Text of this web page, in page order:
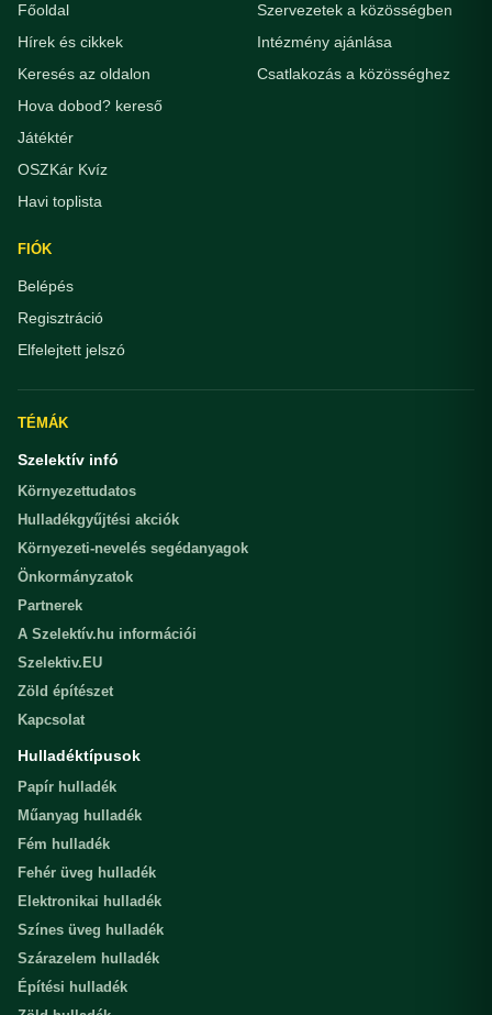
Főoldal
Hírek és cikkek
Keresés az oldalon
Hova dobod? kereső
Játéktér
OSZKár Kvíz
Havi toplista
Szervezetek a közösségben
Intézmény ajánlása
Csatlakozás a közösséghez
FIÓK
Belépés
Regisztráció
Elfelejtett jelszó
TÉMÁK
Szelektív infó
Környezettudatos
Hulladékgyűjtési akciók
Környezeti-nevelés segédanyagok
Önkormányzatok
Partnerek
A Szelektív.hu információi
Szelektiv.EU
Zöld építészet
Kapcsolat
Hulladéktípusok
Papír hulladék
Műanyag hulladék
Fém hulladék
Fehér üveg hulladék
Elektronikai hulladék
Színes üveg hulladék
Szárazelem hulladék
Építési hulladék